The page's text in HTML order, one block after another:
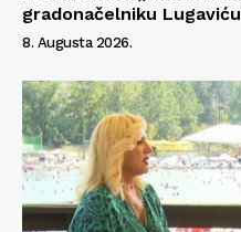
gradonačelniku
8. Augusta 2026.